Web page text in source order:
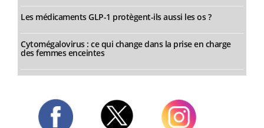
Les médicaments GLP-1 protègent-ils aussi les os ?
Cytomégalovirus : ce qui change dans la prise en charge
des femmes enceintes